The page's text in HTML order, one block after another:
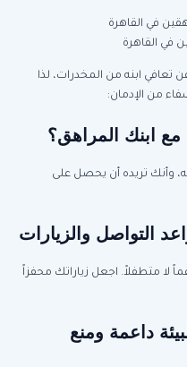
في القاهرة
تعافي ابنه من المخدرات، لذا
من الإدمان:
ابنك المراهق؟
وأنك تريده أن يحصل على
التواصل والزيارات
لا متطفلاً. اجعل زياراتك محفزاً
داعمة ومنع